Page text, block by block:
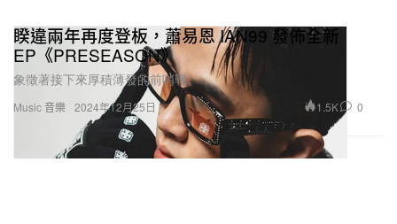
Music 音樂
睽違兩年再度登板，蕭易恩 IAN99 發佈全新
EP《PRESEASON》
象徵著接下來厚積薄發的前哨戰。
2024年12月25日 1.5K 0